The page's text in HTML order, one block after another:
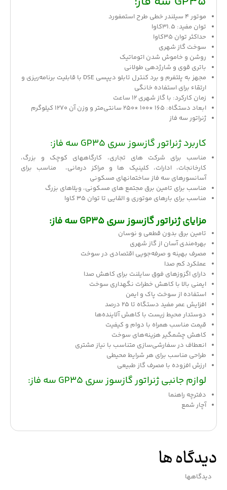
موتور 4 سیلندر خطی طرح استمفورد
توان مفید: 31.5کاوا
حداکثر توان 35کاوا
سوخت گاز شهری
روشن و خاموش شدن اتوماتیک
باتری قوی و شارژدهی طولانی
مجهز به پلتفرم و برد کنترل تابلو دیپسی DSE با قابلیت برنامه‌ریزی و
ارتقاء برای استفاده خانگی
زمان کارکرد: با گاز شهری 12 ساعت
ابعاد دستگاه: 165 *100 *250 سانتی‌متر و وزن آن 1270 کیلوگرم
ژنراتور سه فاز
کاربردژنراتور گازسوز سری GP35 سه فاز:
مناسب برای شرکت های تجاری، کارگاههای کوچک و بزرگ،
کارخانجات، ادارات، کلینیک ها و مراکز درمانی، مناسب برای
آسانسورهای سه فاز ساختمانهای مسکونی
مناسب برای تامین برق مجتمع های مسکونی، ویلاهای بزرگ
مناسب برای بارهای موتوری و القایی تا توان 35 کاوا
مزایای ژنراتور گازسوز سری GP35 سه فاز:
تامین برق بدون قطعی و نوسان
بهره‌مندی آسان از گاز شهری
مصرف بهینه و صرفه‌جویی اقتصادی در سوخت
عملکرد کم صدا
دارای اگزوزهای فوق سایلنت برای کاهش صدا
ایمنی بالا با کاهش خطرات نگهداری سوخت
استفاده از سوخت پاک و ایمن
افزایش عمر مفید دستگاه تا ۲۵ درصد
دوستدار محیط زیست با کاهش آلاینده‌ها
قیمت مناسب همراه با دوام و کیفیت
کاهش چشمگیر هزینه‌های سوخت
انعطاف در سفارشی‌سازی متناسب با نیاز مشتری
طراحی مناسب برای هر شرایط محیطی
ارزش افزوده با مصرف گاز طبیعی
لوازم جانبی ژنراتور گازسوز سری GP35 سه فاز:
دفترچه راهنما
آچار شمع
دیدگاه ها
دیدگاهها